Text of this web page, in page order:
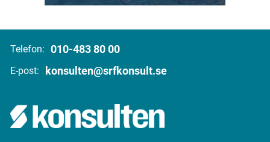
Telefon: 010-483 80 00
E-post: konsulten@srfkonsult.se